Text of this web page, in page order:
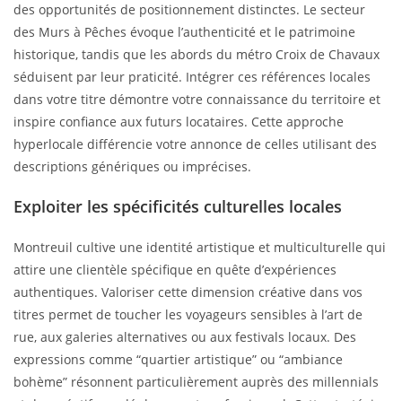
des opportunités de positionnement distinctes. Le secteur
des Murs à Pêches évoque l’authenticité et le patrimoine
historique, tandis que les abords du métro Croix de Chavaux
séduisent par leur praticité. Intégrer ces références locales
dans votre titre démontre votre connaissance du territoire et
inspire confiance aux futurs locataires. Cette approche
hyperlocale différencie votre annonce de celles utilisant des
descriptions génériques ou imprécises.
Exploiter les spécificités culturelles locales
Montreuil cultive une identité artistique et multiculturelle qui
attire une clientèle spécifique en quête d’expériences
authentiques. Valoriser cette dimension créative dans vos
titres permet de toucher les voyageurs sensibles à l’art de
rue, aux galeries alternatives ou aux festivals locaux. Des
expressions comme “quartier artistique” ou “ambiance
bohème” résonnent particulièrement auprès des millennials